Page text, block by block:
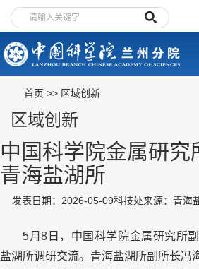
首页 >> 区域创新
区域创新
中国科学院金属研究
青海盐湖所
发表日期：2026-05-09科技处来源：青海
5月8日，中国科学院金属研究所
盐湖所调研交流。青海盐湖所副所长冯